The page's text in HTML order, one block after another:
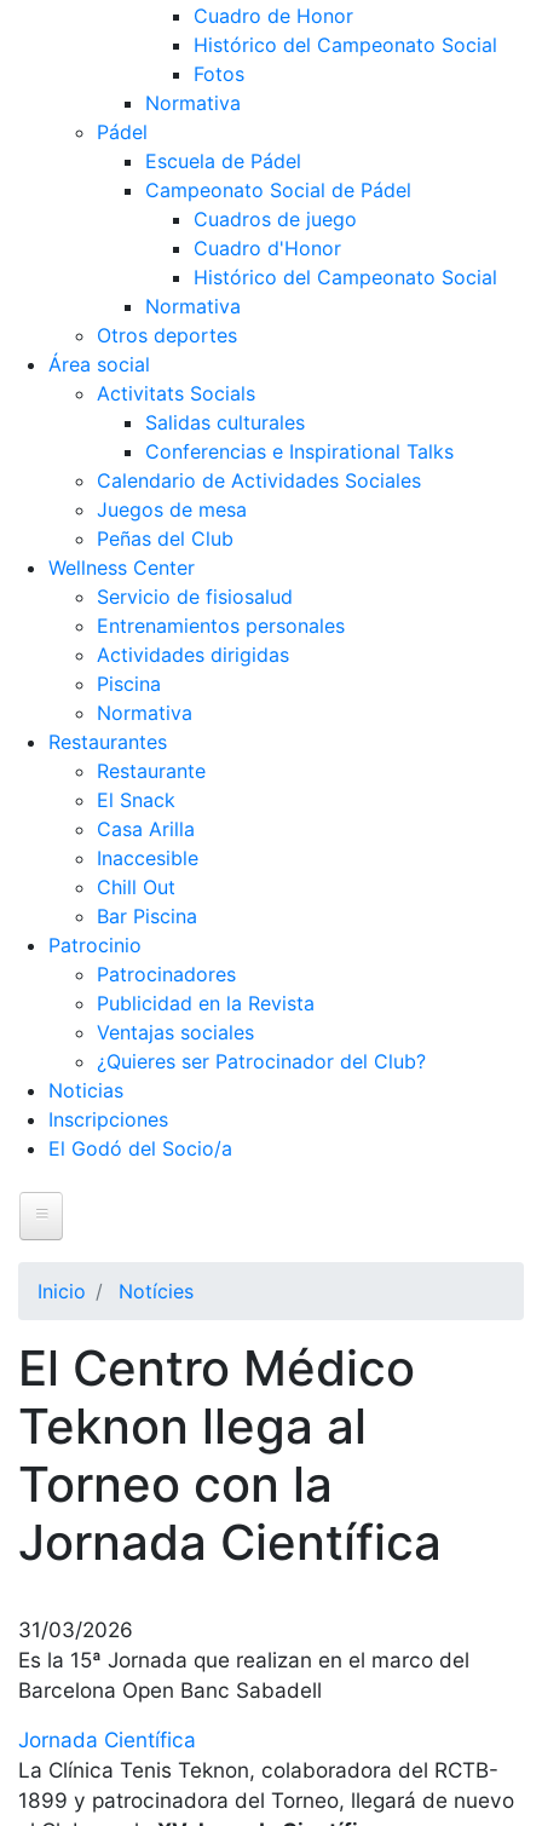
Cuadro de Honor
Histórico del Campeonato Social
Fotos
Normativa
Pádel
Escuela de Pádel
Campeonato Social de Pádel
Cuadros de juego
Cuadro d'Honor
Histórico del Campeonato Social
Normativa
Otros deportes
Área social
Activitats Socials
Salidas culturales
Conferencias e Inspirational Talks
Calendario de Actividades Sociales
Juegos de mesa
Peñas del Club
Wellness Center
Servicio de fisiosalud
Entrenamientos personales
Actividades dirigidas
Piscina
Normativa
Restaurantes
Restaurante
El Snack
Casa Arilla
Inaccesible
Chill Out
Bar Piscina
Patrocinio
Patrocinadores
Publicidad en la Revista
Ventajas sociales
¿Quieres ser Patrocinador del Club?
Noticias
Inscripciones
El Godó del Socio/a
Historia
Nuestra
historia
Presidentes
Organización
directiva
Comisiones
y comités
ejecutiva
Fundación
Inicio Notícies
El Centro Médico
Teknon llega al
Torneo con la
Jornada Científica
31/03/2026
Es la 15ª Jornada que realizan en el marco del
Barcelona Open Banc Sabadell
Jornada Científica
La Clínica Tenis Teknon, colaboradora del RCTB-
1899 y patrocinadora del Torneo, llegará de nuevo